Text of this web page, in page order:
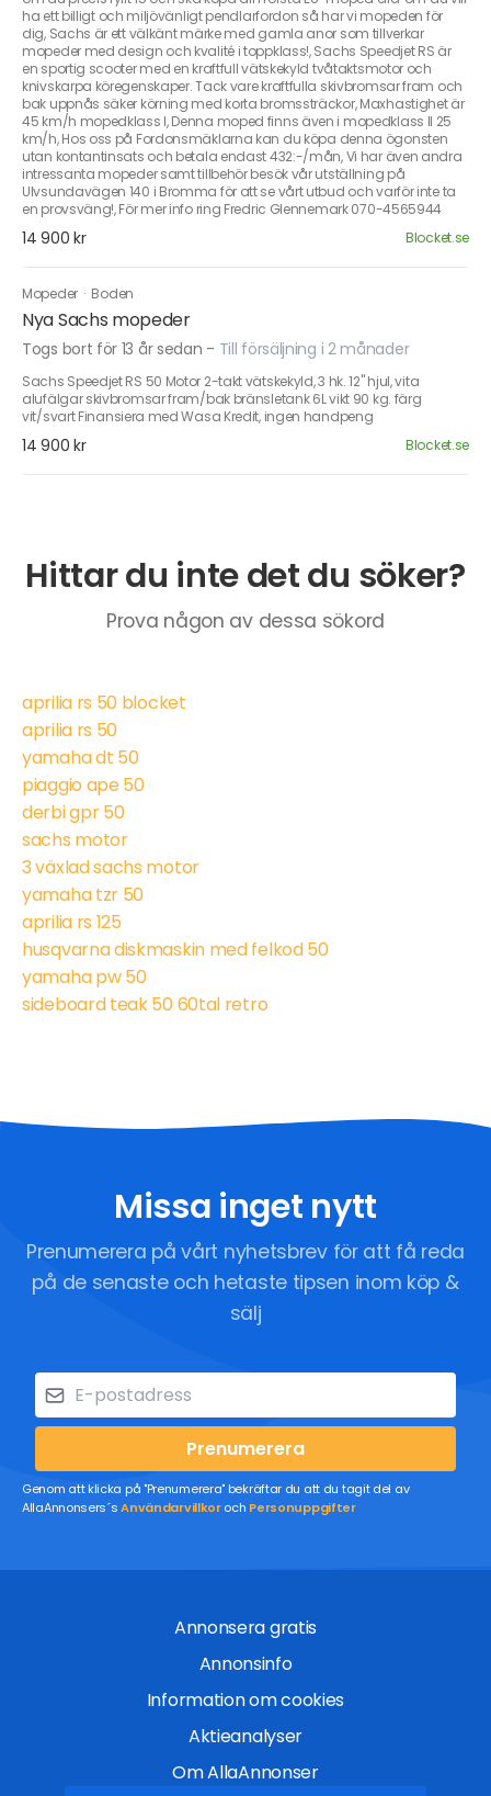
ha ett billigt och miljövänligt pendlarfordon så har vi mopeden för
dig, Sachs är ett välkänt märke med gamla anor som tillverkar
mopeder med design och kvalité i toppklass!, Sachs Speedjet RS är
en sportig scooter med en kraftfull vätskekyld tvåtaktsmotor och
knivskarpa köregenskaper. Tack vare kraftfulla skivbromsar fram och
bak uppnås säker körning med korta bromssträckor, Maxhastighet är
45 km/h mopedklass I, Denna moped finns även i mopedklass II 25
km/h, Hos oss på Fordonsmäklarna kan du köpa denna ögonsten
utan kontantinsats och betala endast 432:-/mån, Vi har även andra
intressanta mopeder samt tillbehör besök vår utställning på
Ulvsundavägen 140 i Bromma för att se vårt utbud och varför inte ta
en provsväng!, För mer info ring Fredric Glennemark 070-4565944
14 900 kr Blocket.se
Mopeder · Boden
Nya Sachs mopeder
Togs bort för 13 år sedan - Till försäljning i 2 månader
Sachs Speedjet RS 50 Motor 2-takt vätskekyld, 3 hk. 12" hjul, vita
alufälgar skivbromsar fram/bak bränsletank 6L vikt 90 kg. färg
vit/svart Finansiera med Wasa Kredit, ingen handpeng
14 900 kr Blocket.se
Hittar du inte det du söker?
Prova någon av dessa sökord
aprilia rs 50 blocket
aprilia rs 50
yamaha dt 50
piaggio ape 50
derbi gpr 50
sachs motor
3 växlad sachs motor
yamaha tzr 50
aprilia rs 125
husqvarna diskmaskin med felkod 50
yamaha pw 50
sideboard teak 50 60tal retro
Missa inget nytt
Prenumerera på vårt nyhetsbrev för att få reda
på de senaste och hetaste tipsen inom köp &
sälj
Prenumerera
Genom att klicka på "Prenumerera" bekräftar du att du tagit del av
AllaAnnonsers´sAnvändarvillkoroch Personuppgifter
Annonsera gratis
Annonsinfo
Information om cookies
Aktieanalyser
Om AllaAnnonser